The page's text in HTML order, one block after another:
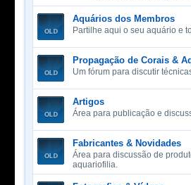
Aquários dos Membros
Partilhe aqui o seu aquário e
Propagação de Corais &
Um fórum para discutir
Artigos
Área para publicação e
Fabricantes & Novidades
Área para discussão de
aquariofilia.